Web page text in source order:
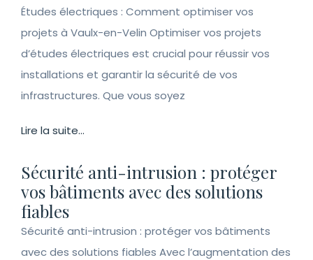
Études électriques : Comment optimiser vos
projets à Vaulx-en-Velin Optimiser vos projets
d’études électriques est crucial pour réussir vos
installations et garantir la sécurité de vos
infrastructures. Que vous soyez
Lire la suite...
Sécurité anti-intrusion : protéger
vos bâtiments avec des solutions
fiables
Sécurité anti-intrusion : protéger vos bâtiments
avec des solutions fiables Avec l’augmentation des